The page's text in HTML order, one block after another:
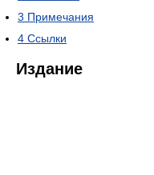
3 Примечания
4 Ссылки
Издание